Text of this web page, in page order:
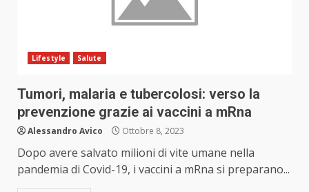
Lifestyle Salute
Tumori, malaria e tubercolosi: verso la
prevenzione grazie ai vaccini a mRna
Alessandro Avico Ottobre 8, 2023
Dopo avere salvato milioni di vite umane nella
pandemia di Covid-19, i vaccini a mRna si preparano...